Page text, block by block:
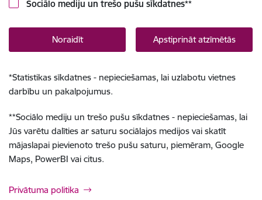
Sociālo mediju un trešo pušu sīkdatnes**
Noraidīt Apstiprināt atzīmētās
*Statistikas sīkdatnes - nepieciešamas, lai uzlabotu vietnes
darbību un pakalpojumus.
**Sociālo mediju un trešo pušu sīkdatnes - nepieciešamas, lai
Jūs varētu dalīties ar saturu sociālajos medijos vai skatīt
mājaslapai pievienoto trešo pušu saturu, piemēram, Google
Maps, PowerBI vai citus.
Privātuma politika